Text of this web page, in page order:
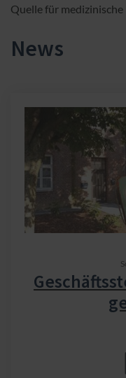
Quelle für medizinische
News